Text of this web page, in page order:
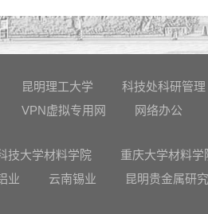
昆明理工大学 科技处科研管理
VPN虚拟专用网
网络办公
技大学材料学院 重庆大学材料学
业
云南锡业 昆明贵金属研